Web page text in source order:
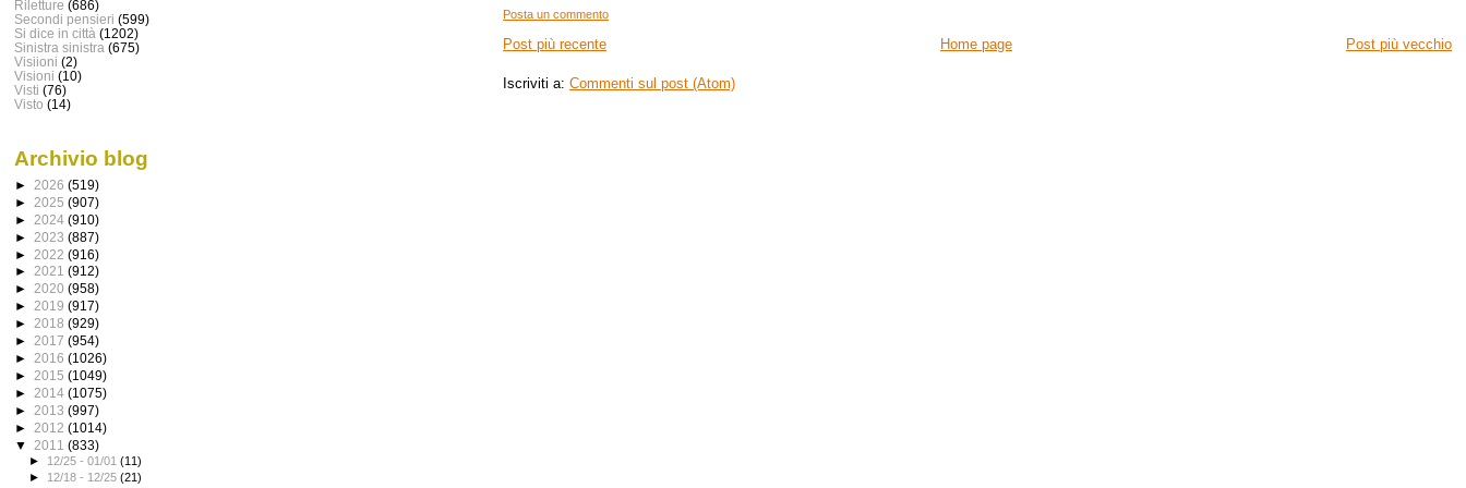
Posta un commento
Post più recente Post più vecchio
Home page
Iscriviti a:Commenti sul post (Atom)
Riletture (686)
Secondi pensieri (599)
Si dice in città (1202)
Sinistra sinistra (675)
Visiioni (2)
Visioni (10)
Visti (76)
Visto (14)
Archivio blog
► 2026 (519)
► 2025 (907)
► 2024 (910)
► 2023 (887)
► 2022 (916)
► 2021 (912)
► 2020 (958)
► 2019 (917)
► 2018 (929)
► 2017 (954)
► 2016 (1026)
► 2015 (1049)
► 2014 (1075)
► 2013 (997)
► 2012 (1014)
▼ 2011 (833)
► 12/25 - 01/01(11)
► 12/18 - 12/25(21)